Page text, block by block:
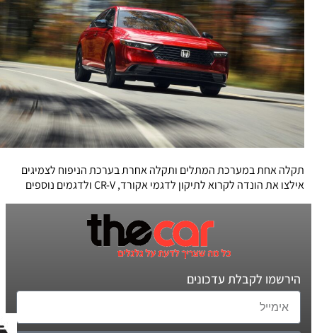
תקלה אחת במערכת המתלים ותקלה אחרת בערכת הניפוח לצמיגים
אילצו את הונדה לקרוא לתיקון לדגמי אקורד, CR-V ולדגמים נוספים
הירשמו לקבלת עדכונים